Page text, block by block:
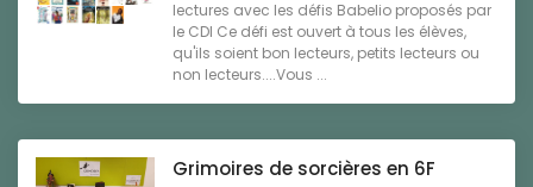
lectures avec les défis Babelio proposés par
le CDI Ce défi est ouvert à tous les élèves,
qu'ils soient bon lecteurs, petits lecteurs ou
non lecteurs....Vous ...
Grimoires de sorcières en 6F